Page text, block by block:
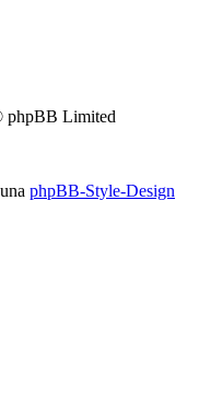
phpBB Limited
phpBB-Style-Design